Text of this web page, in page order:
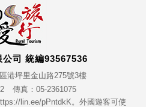
司 統編93567536
港坪里金山路275號3樓
傳真：05-2361075
lin.ee/pPntdkK。外國遊客可使